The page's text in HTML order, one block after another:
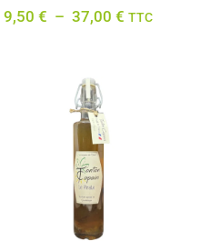
9,50 € – 37,00 €Plage
TTC